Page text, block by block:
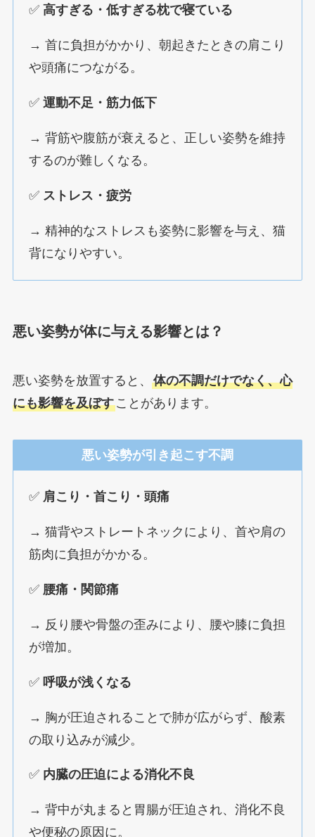
✅高すぎる・低すぎる枕で寝ている
→ 首に負担がかかり、朝起きたときの肩こり
や頭痛につながる。
✅運動不足・筋力低下
→ 背筋や腹筋が衰えると、正しい姿勢を維持
するのが難しくなる。
✅ ストレス・疲労
→ 精神的なストレスも姿勢に影響を与え、猫
背になりやすい。
悪い姿勢が体に与える影響とは？
悪い姿勢を放置すると、 体の不調だけでなく、心
にも影響を及ぼすことがあります。
悪い姿勢が引き起こす不調
✅ 肩こり・首こり・頭痛
→ 猫背やストレートネックにより、首や肩の
筋肉に負担がかかる。
✅ 腰痛・関節痛
→ 反り腰や骨盤の歪みにより、腰や膝に負担
が増加。
✅ 呼吸が浅くなる
→ 胸が圧迫されることで肺が広がらず、酸素
の取り込みが減少。
✅ 内臓の圧迫による消化不良
→ 背中が丸まると胃腸が圧迫され、消化不良
や便秘の原因に。